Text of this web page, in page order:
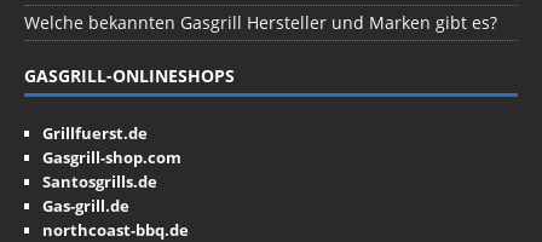
Welche bekannten Gasgrill Hersteller und Marken gibt es?
GASGRILL-ONLINESHOPS
Grillfuerst.de
Gasgrill-shop.com
Santosgrills.de
Gas-grill.de
northcoast-bbq.de